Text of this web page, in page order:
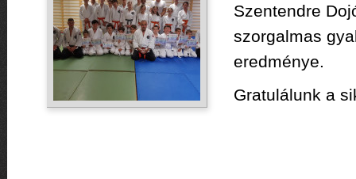
Szentendre
szorgalmas
eredménye.
Gratulálunk a